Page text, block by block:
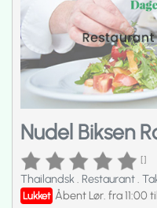
Nudel Biksen
[]
Thailandsk. Restaurant.
Lukket Åbent Lør. fra 11:00